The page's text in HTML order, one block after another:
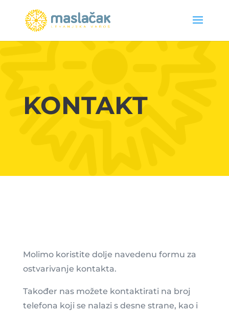
KONTAKT
Molimo koristite dolje navedenu formu za
ostvarivanje kontakta.
Također nas možete kontaktirati na broj
telefona koji se nalazi s desne strane, kao i